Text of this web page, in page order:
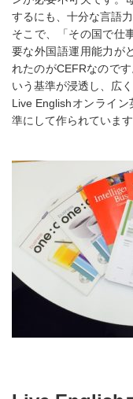
するにも、十分な言語力
そこで、「その国で仕
要な外国語運用能力が
れたのがCEFRなので
いう基準が浸透し、広
Live Englishオンライ
準にして作られています